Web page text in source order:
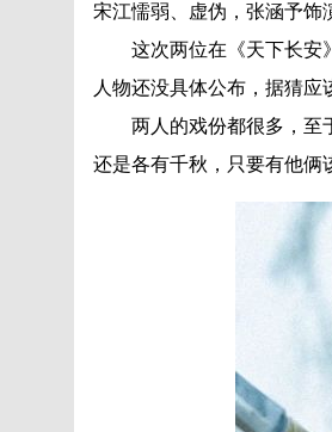
宋江懦弱、虚伪，张涵予饰
这次两位在《天下长安》
人物还没具体公布，据猜应
两人的戏份都很多，至于
还是各有千秋，只要有他俩